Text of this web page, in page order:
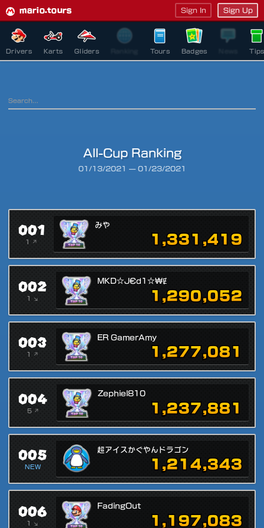
mario.tours Sign In Sign Up
Drivers Karts Gliders Tours Badges Tips
All-Cup Ranking
01/13/2021 — 01/23/2021
001
1 ↗
みや
1,331,419
002
1 ↘
MKD☆J€d1☆₩Ɇ
1,290,052
003
1 ↗
ER GamerAmy
1,277,081
004
5 ↗
Zephiel810
1,237,881
005
NEW
超アイスかぐやんドラゴン
1,214,343
006
1 ↘
FadingOut
1,197,083